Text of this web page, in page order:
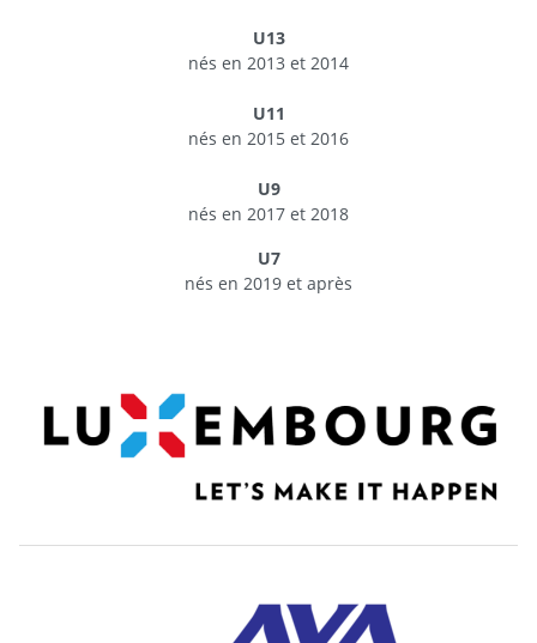
U13
nés en 2013 et 2014
U11
nés en 2015 et 2016
U9
nés en 2017 et 2018
U7
nés en 2019 et après